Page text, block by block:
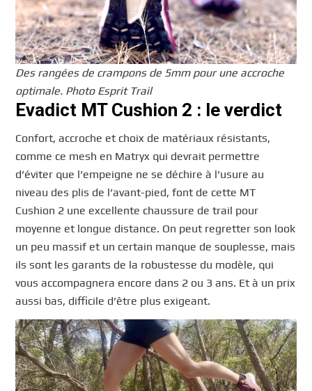
Des rangées de crampons de 5mm pour une accroche
optimale. Photo Esprit Trail
Evadict MT Cushion 2 : le verdict
Confort, accroche et choix de matériaux résistants,
comme ce mesh en Matryx qui devrait permettre
d’éviter que l’empeigne ne se déchire à l’usure au
niveau des plis de l’avant-pied, font de cette MT
Cushion 2 une excellente chaussure de trail pour
moyenne et longue distance. On peut regretter son look
un peu massif et un certain manque de souplesse, mais
ils sont les garants de la robustesse du modèle, qui
vous accompagnera encore dans 2 ou 3 ans. Et à un prix
aussi bas, difficile d’être plus exigeant.